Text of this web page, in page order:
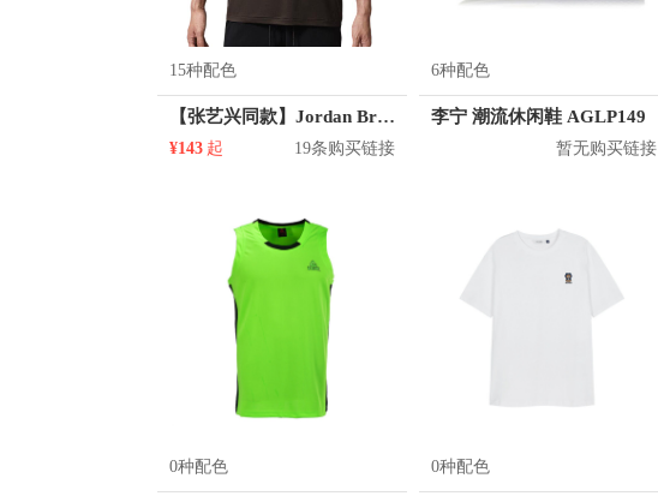
15种配色
【张艺兴同款】Jordan Brand Jumpman大Logo合身吸湿排汗纯棉套头圆领直筒短袖T恤 CJ0921
¥143 起 19条购买链接
6种配色
李宁 潮流休闲鞋 AGLP149
暂无购买链接
0种配色 0种配色